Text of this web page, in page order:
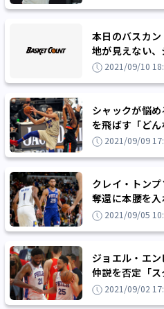
本日のバスカ
地が見えない
題を考察！
2021/09/10
シャックが悩
を飛ばす「ど
い？」2021/09/09
クレイ・トン
奪還に本腰を
でベン・シモン
2021/09/05
ジョエル・エ
仲説を否定「
一緒にプレーす
2021/09/02